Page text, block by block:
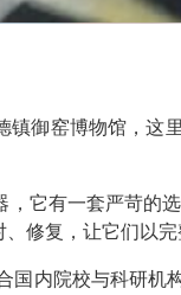
御窑博物馆，这
它有一套严苛的
修复，让它们以完
内院校与科研